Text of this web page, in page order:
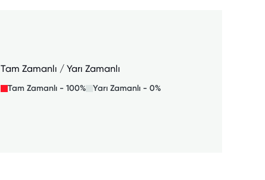
Tam Zamanlı / Yarı Zamanlı
Tam Zamanlı - 100% Yarı Zamanlı - 0%